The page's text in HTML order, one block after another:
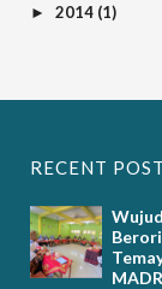
► 2014 (1)
RECENT